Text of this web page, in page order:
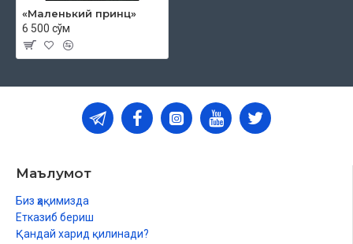
«Маленький принц»
6 500 сўм
Маълумот
Биз ҳақимизда
Етказиб бериш
Қандай харид қилинади?